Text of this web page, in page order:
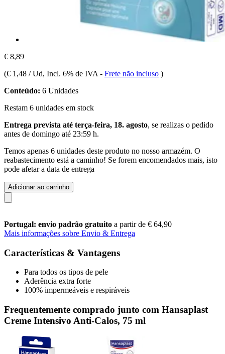
€ 8,89
(€ 1,48 / Ud, Incl. 6% de IVA - Frete não incluso )
Conteúdo: 6 Unidades
Restam 6 unidades em stock
Entrega prevista até terça-feira, 18. agosto, se realizas o pedido
antes de domingo até 23:59 h.
Temos apenas 6 unidades deste produto no nosso armazém. O
reabastecimento está a caminho! Se forem encomendados mais, isto
pode afetar a data de entrega
Adicionar ao carrinho
Portugal: envio padrão gratuito a partir de € 64,90
Mais informações sobre Envio & Entrega
Características & Vantagens
Para todos os tipos de pele
Aderência extra forte
100% impermeáveis e respiráveis
Frequentemente comprado junto com Hansaplast
Creme Intensivo Anti-Calos, 75 ml